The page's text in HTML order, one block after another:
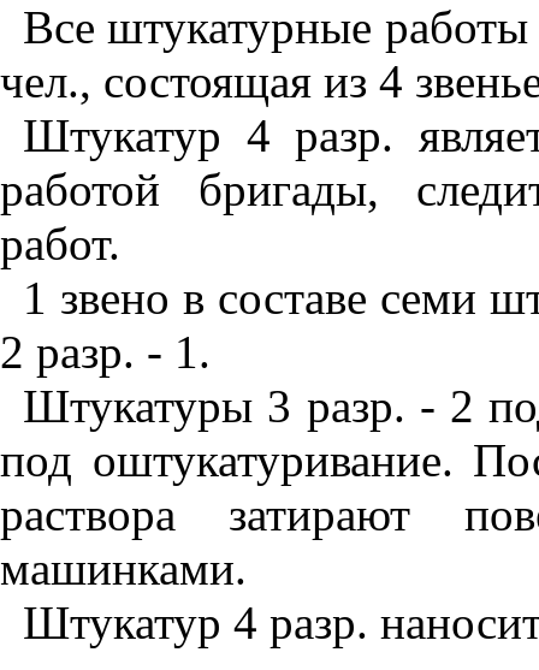
Все штукатурные работы
чел., состоящая из 4
Штукатур 4 разр.
работой бригады,
работ.
1 звено в составе семи
2 разр. - 1.
Штукатуры 3 разр. - 2
под оштукатуривание.
раствора затирают
машинками.
Штукатур 4 разр.